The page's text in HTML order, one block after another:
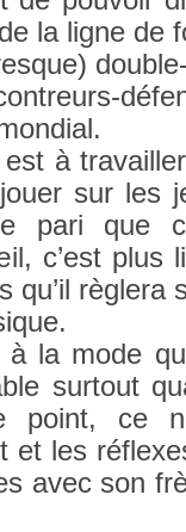
la ligne de
à
sur les
pari que
c’est plus
règlera
la mode
sur­tout
ce
et les
avec son